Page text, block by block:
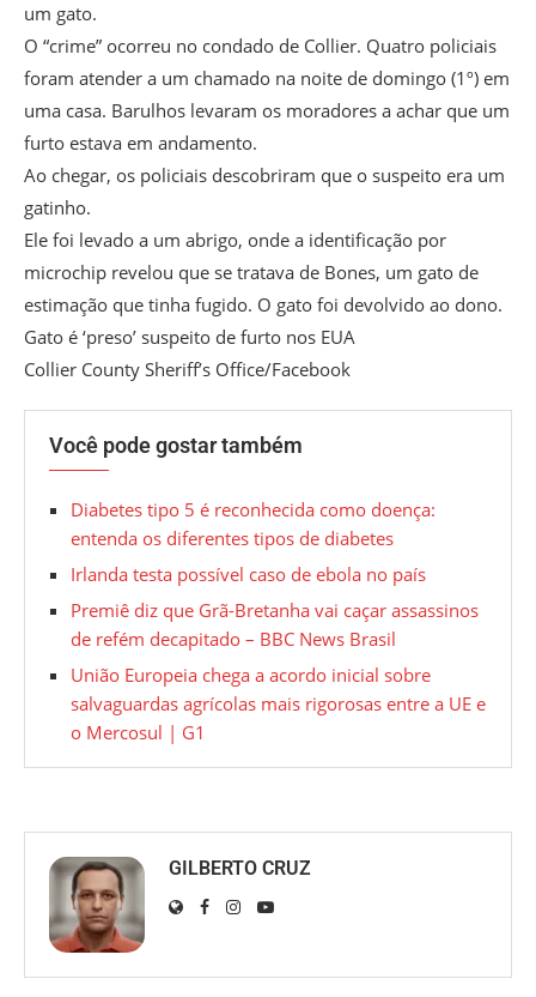
um gato.
O “crime” ocorreu no condado de Collier. Quatro policiais
foram atender a um chamado na noite de domingo (1º) em
uma casa. Barulhos levaram os moradores a achar que um
furto estava em andamento.
Ao chegar, os policiais descobriram que o suspeito era um
gatinho.
Ele foi levado a um abrigo, onde a identificação por
microchip revelou que se tratava de Bones, um gato de
estimação que tinha fugido. O gato foi devolvido ao dono.
Gato é ‘preso’ suspeito de furto nos EUA
Collier County Sheriff’s Office/Facebook
Você pode gostar também
Diabetes tipo 5 é reconhecida como doença:
entenda os diferentes tipos de diabetes
Irlanda testa possível caso de ebola no país
Premiê diz que Grã-Bretanha vai caçar assassinos
de refém decapitado – BBC News Brasil
União Europeia chega a acordo inicial sobre
salvaguardas agrícolas mais rigorosas entre a UE e
o Mercosul | G1
GILBERTO CRUZ